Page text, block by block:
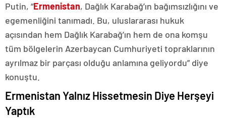
Putin, “Ermenistan, Dağlık Karabağ’ın bağımsızlığını ve
egemenliğini tanımadı. Bu, uluslararası hukuk
açısından hem Dağlık Karabağ’ın hem de ona komşu
tüm bölgelerin Azerbaycan Cumhuriyeti topraklarının
ayrılmaz bir parçası olduğu anlamına geliyordu” diye
konuştu.
Ermenistan Yalnız Hissetmesin Diye Herşeyi
Yaptık